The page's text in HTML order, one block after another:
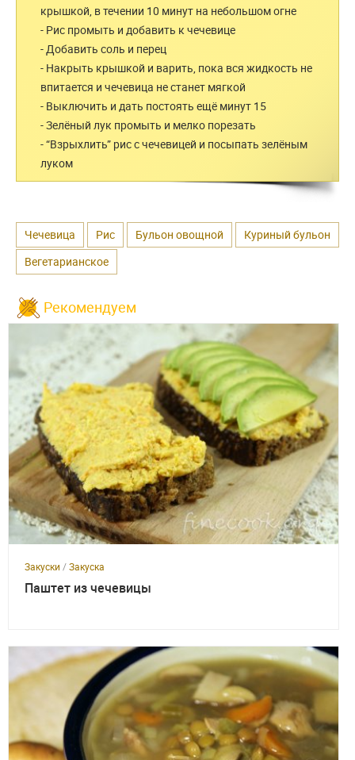
крышкой, в течении 10 минут на небольшом огне
- Рис промыть и добавить к чечевице
- Добавить соль и перец
- Накрыть крышкой и варить, пока вся жидкость не
впитается и чечевица не станет мягкой
- Выключить и дать постоять ещё минут 15
- Зелёный лук промыть и мелко порезать
- “Взрыхлить” рис с чечевицей и посыпать зелёным
луком
Чечевица Рис Бульон овощной
Куриный бульон
Вегетарианское
Рекомендуем
Закуски /Закуска
Паштет из чечевицы